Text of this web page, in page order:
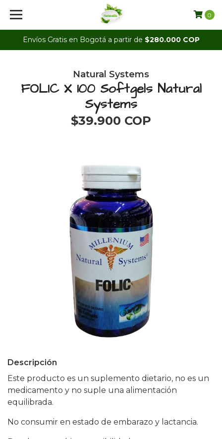
Envíos Gratis en Bogotá a partir de $280.000 COP
0
Natural Systems
FOLIC X 100 Softgels Natural
Systems
$39.900 COP
Descripción
Este producto es un suplemento dietario, no es un
medicamento y no suple una alimentación
equilibrada.
No consumir en estado de embarazo y lactancia.